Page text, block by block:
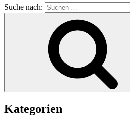
Suche nach:
Kategorien